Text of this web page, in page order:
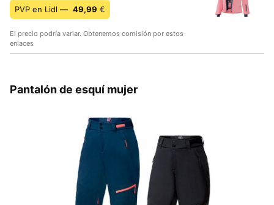
PVP en Lidl — 49,99 €
El precio podría variar. Obtenemos comisión por estos
enlaces
Pantalón de esquí mujer